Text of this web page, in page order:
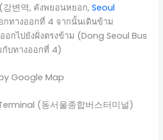
(강변역, คังพยอนหยอก,Seoul
กทางออกที่ 4 จากนั้นเดินข้าม
กไปยังฝั่งตรงข้าม (Dong Seoul Bus
กับทางออกที่ 4)
Google Map
(동서울종합버스터미널)